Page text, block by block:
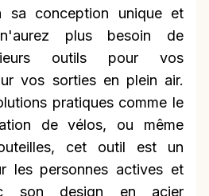
sa conception unique et
plus besoin de
outils pour vos
vos sorties en plein air.
pratiques comme le
de vélos, ou même
cet outil est un
les personnes actives et
son design en acier